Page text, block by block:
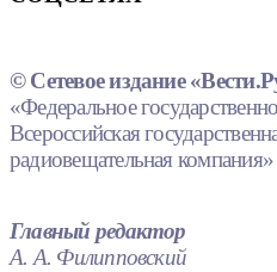
© Сетевое издание
«Федеральное
Всероссийская
радиовещательная
Главный редактор
А. А. Филипповский